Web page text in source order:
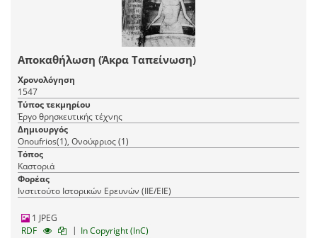
Αποκαθήλωση (Άκρα Ταπείνωση)
Χρονολόγηση
1547
Τύπος τεκμηρίου
Έργο θρησκευτικής τέχνης
Δημιουργός
Onoufrios(1), Ονούφριος (1)
Τόπος
Καστοριά
Φορέας
Ινστιτούτο Ιστορικών Ερευνών (ΙΙΕ/ΕΙΕ)
1 JPEG
RDF
| In Copyright (InC)